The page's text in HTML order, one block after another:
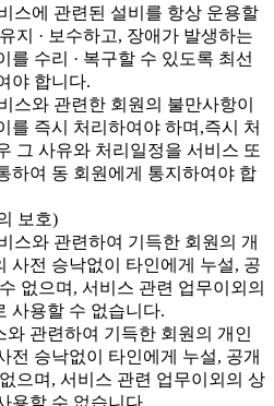
스에 관련된 설비를 항상 운용할
지 · 보수하고, 장애가 발생하는
를 수리 · 복구할 수 있도록 최선
야 합니다.
스와 관련한 회원의 불만사항이
를 즉시 처리하여야 하며,즉시 처
그 사유와 처리일정을 서비스 또
하여 동 회원에게 통지하여야 합
보호)
스와 관련하여 기득한 회원의 개
사전 승낙없이 타인에게 누설, 공
없으며, 서비스 관련 업무이외의
사용할 수 없습니다.
와 관련하여 기득한 회원의 개인
전 승낙없이 타인에게 누설, 공개
으며, 서비스 관련 업무이외의 상
용할 수 없습니다.